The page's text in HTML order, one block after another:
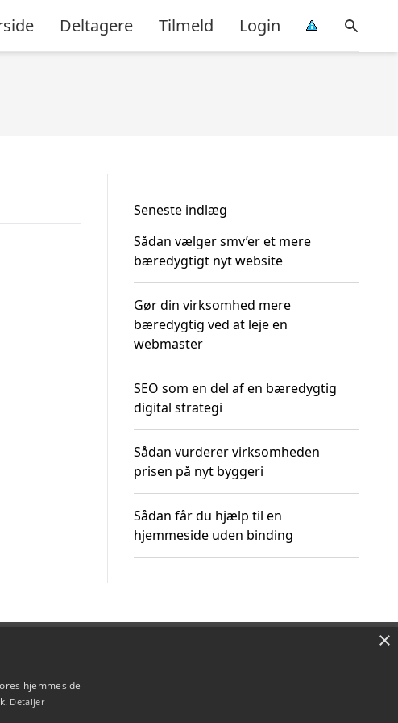
Deltagere Tilmeld Login
Seneste indlæg
Sådan vælger smv’er et mere
bæredygtigt nyt website
Gør din virksomhed mere
bæredygtig ved at leje en
webmaster
SEO som en del af en bæredygtig
digital strategi
Sådan vurderer virksomheden
prisen på nyt byggeri
Sådan får du hjælp til en
hjemmeside uden binding
×
hjemmeside
Detaljer